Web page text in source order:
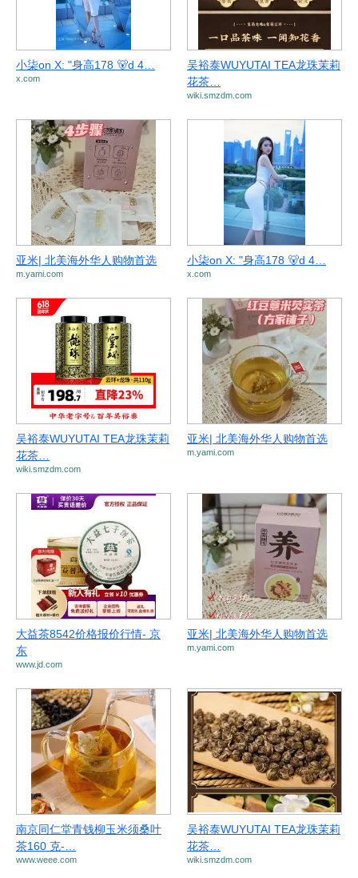
小柒on X: "身高178 🐻d 4…
x.com
吴裕泰WUYUTAI TEA龙珠茉莉
花茶…
wiki.smzdm.com
亚米| 北美海外华人购物首选
m.yami.com
小柒on X: "身高178 🐻d 4…
x.com
吴裕泰WUYUTAI TEA龙珠茉莉
花茶…
wiki.smzdm.com
亚米| 北美海外华人购物首选
m.yami.com
大益茶8542价格报价行情- 京
东
www.jd.com
亚米| 北美海外华人购物首选
m.yami.com
南京同仁堂青钱柳玉米须桑叶
茶160 克-…
www.weee.com
吴裕泰WUYUTAI TEA龙珠茉莉
花茶…
wiki.smzdm.com